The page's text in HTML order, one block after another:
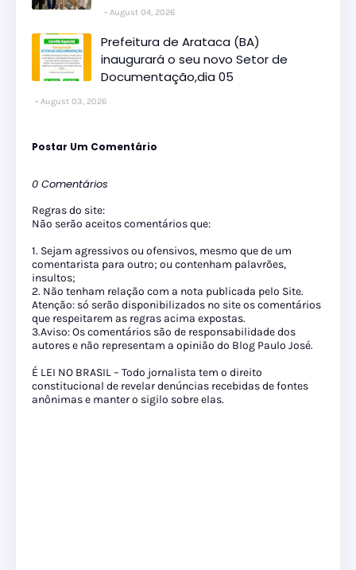
August 04, 2026
Prefeitura de Arataca (BA)
inaugurará o seu novo Setor de
Documentação,dia 05
August 03, 2026
Postar Um Comentário
0 Comentários
Regras do site:
Não serão aceitos comentários que:
1. Sejam agressivos ou ofensivos, mesmo que de um
comentarista para outro; ou contenham palavrões,
insultos;
2. Não tenham relação com a nota publicada pelo Site.
Atenção: só serão disponibilizados no site os comentários
que respeitarem as regras acima expostas.
3.Aviso: Os comentários são de responsabilidade dos
autores e não representam a opinião do Blog Paulo José.
É LEI NO BRASIL – Todo jornalista tem o direito
constitucional de revelar denúncias recebidas de fontes
anônimas e manter o sigilo sobre elas.